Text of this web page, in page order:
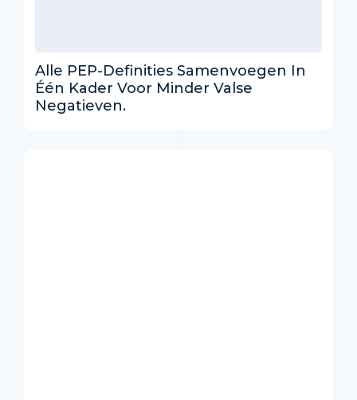
Alle PEP-Definities Samenvoegen In
Één Kader Voor Minder Valse
Negatieven.